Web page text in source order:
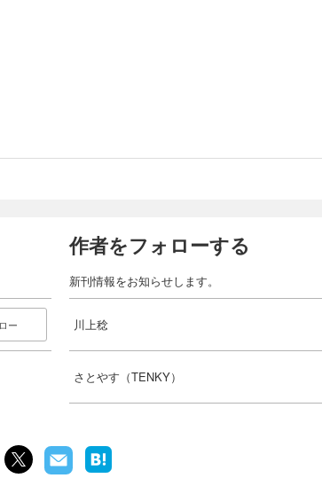
ー
作者をフォローする
新刊情報をお知らせします。
川上稔
さとやす（TENKY）